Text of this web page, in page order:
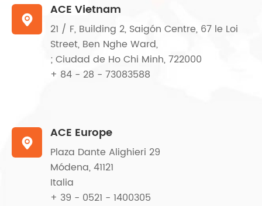

ACE Vietnam
21 / F, Building 2, Saigón Centre, 67 le Loi
Street, Ben Nghe Ward,
; Ciudad de Ho Chi Minh, 722000
+ 84 - 28 - 73083588

ACE Europe
Plaza Dante Alighieri 29
Módena, 41121
Italia
+ 39 - 0521 - 1400305